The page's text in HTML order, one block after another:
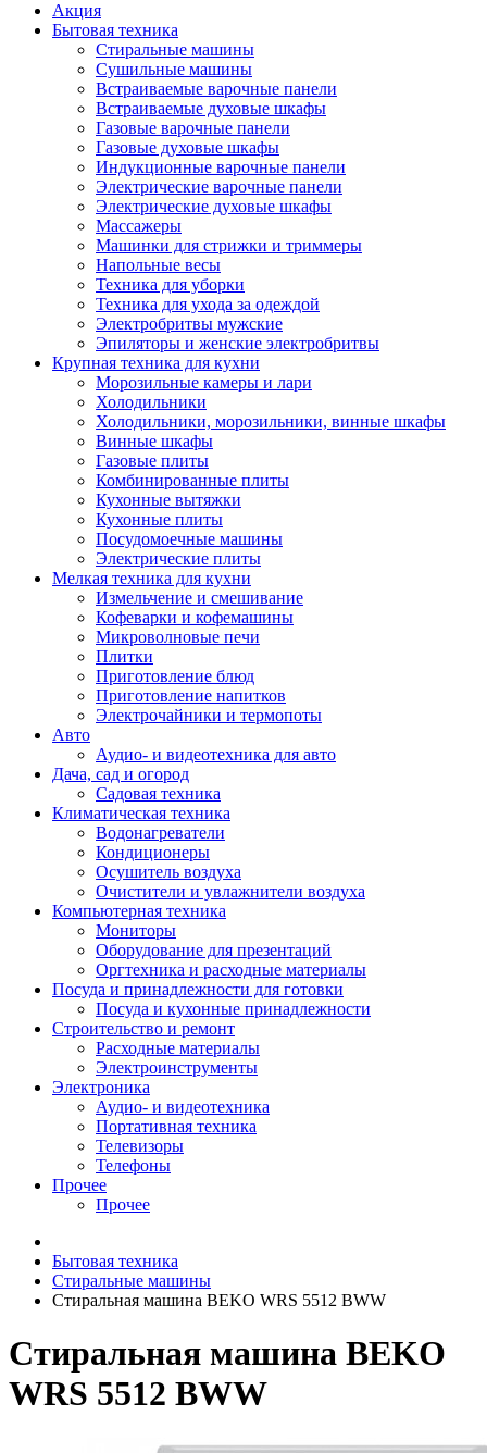
Акция
Бытовая техника
Стиральные машины
Сушильные машины
Встраиваемые варочные панели
Встраиваемые духовые шкафы
Газовые варочные панели
Газовые духовые шкафы
Индукционные варочные панели
Электрические варочные панели
Электрические духовые шкафы
Массажеры
Машинки для стрижки и триммеры
Напольные весы
Техника для уборки
Техника для ухода за одеждой
Электробритвы мужские
Эпиляторы и женские электробритвы
Крупная техника для кухни
Морозильные камеры и лари
Холодильники
Холодильники, морозильники, винные шкафы
Винные шкафы
Газовые плиты
Комбинированные плиты
Кухонные вытяжки
Кухонные плиты
Посудомоечные машины
Электрические плиты
Мелкая техника для кухни
Измельчение и смешивание
Кофеварки и кофемашины
Микроволновые печи
Плитки
Приготовление блюд
Приготовление напитков
Электрочайники и термопоты
Авто
Аудио- и видеотехника для авто
Дача, сад и огород
Садовая техника
Климатическая техника
Водонагреватели
Кондиционеры
Осушитель воздуха
Очистители и увлажнители воздуха
Компьютерная техника
Мониторы
Оборудование для презентаций
Оргтехника и расходные материалы
Посуда и принадлежности для готовки
Посуда и кухонные принадлежности
Строительство и ремонт
Расходные материалы
Электроинструменты
Электроника
Аудио- и видеотехника
Портативная техника
Телевизоры
Телефоны
Прочее
Прочее
Бытовая техника
Стиральные машины
Стиральная машина BEKO WRS 5512 BWW
Стиральная машина BEKO
WRS 5512 BWW